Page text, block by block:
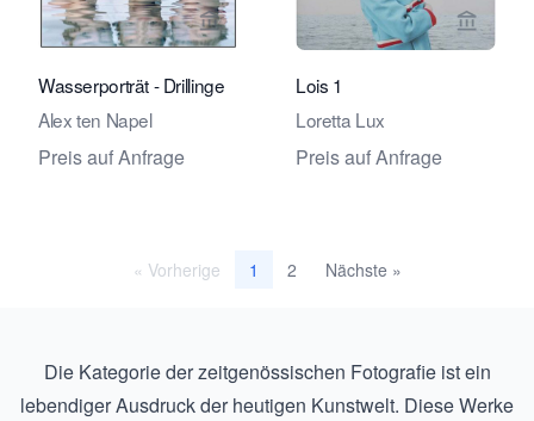
Verkaeuferseite von Eduard Planting
Wasserporträt - Drillinge
Alex ten Napel
Preis auf Anfrage
Lois 1
Loretta Lux
Preis auf Anfrage
« Vorherige 1 2 Nächste »
Die Kategorie der zeitgenössischen Fotografie ist ein
lebendiger Ausdruck der heutigen Kunstwelt. Diese Werke